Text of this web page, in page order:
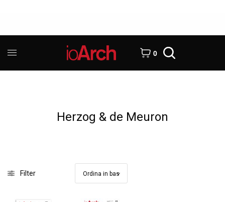
0
Herzog & de Meuron
Filter